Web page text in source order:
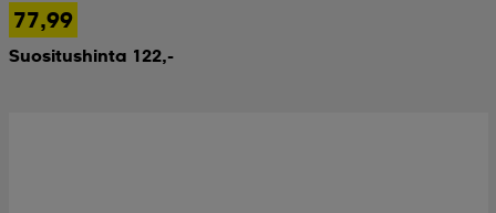
77,99
Suositushinta 122,-